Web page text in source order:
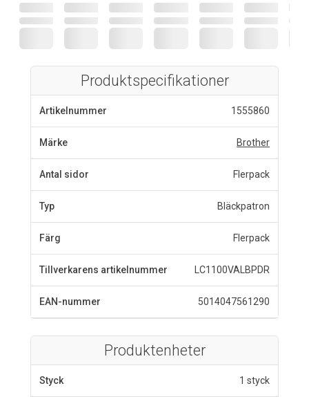
Produktspecifikationer
Artikelnummer 1555860
Märke Brother
Antal sidor Flerpack
Typ Bläckpatron
Färg Flerpack
Tillverkarens artikelnummer LC1100VALBPDR
EAN-nummer 5014047561290
Produktenheter
Styck 1 styck